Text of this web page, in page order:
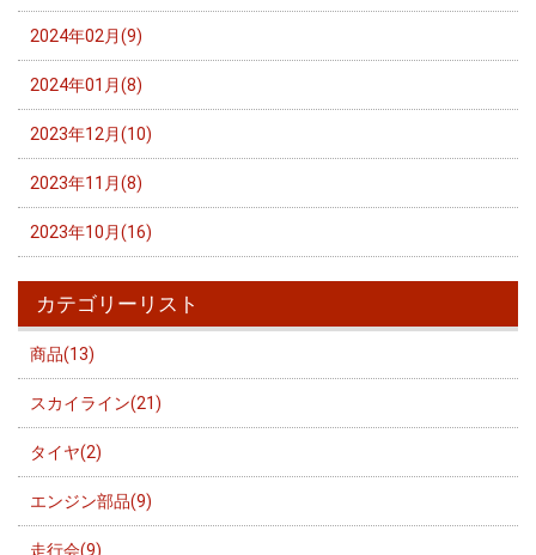
2024年02月(9)
2024年01月(8)
2023年12月(10)
2023年11月(8)
2023年10月(16)
カテゴリーリスト
商品(13)
スカイライン(21)
タイヤ(2)
エンジン部品(9)
走行会(9)